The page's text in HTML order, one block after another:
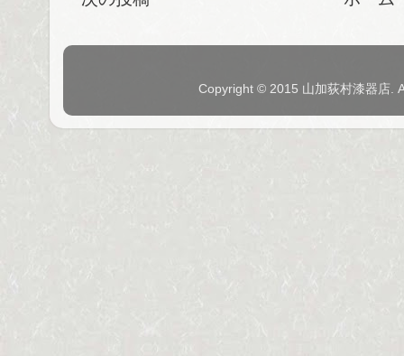
Copyright © 2015 山加荻村漆器店.